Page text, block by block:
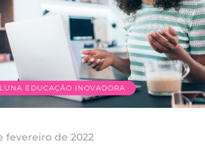
EDUCAÇÃO INOVADORA
fevereiro de 2022